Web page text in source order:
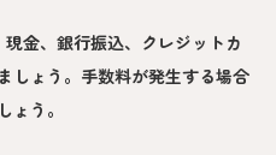
金、銀行振込、クレジットカ
しょう。手数料が発生する場合
う。